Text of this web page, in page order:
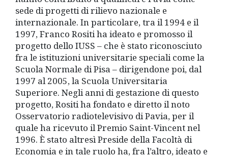
sede di progetti di rilievo nazionale e
internazionale. In particolare, tra il 1994 e il
1997, Franco Rositi ha ideato e promosso il
progetto dello IUSS ­– che è stato riconosciuto
fra le istituzioni universitarie speciali come la
Scuola Normale di Pisa – dirigendone poi, dal
1997 al 2005, la Scuola Universitaria
Superiore. Negli anni di gestazione di questo
progetto, Rositi ha fondato e diretto il noto
Osservatorio radiotelevisivo di Pavia, per il
quale ha ricevuto il Premio Saint-Vincent nel
1996. È stato altresì Preside della Facoltà di
Economia e in tale ruolo ha, fra l’altro, ideato e